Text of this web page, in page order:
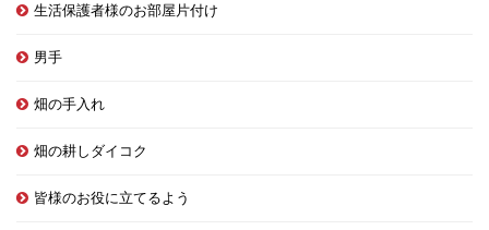
生活保護者様のお部屋片付け
男手
畑の手入れ
畑の耕しダイコク
皆様のお役に立てるよう